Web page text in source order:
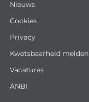
Nieuws
Cookies
Privacy
Kwetsbaarheid melden
Vacatures
ANBI